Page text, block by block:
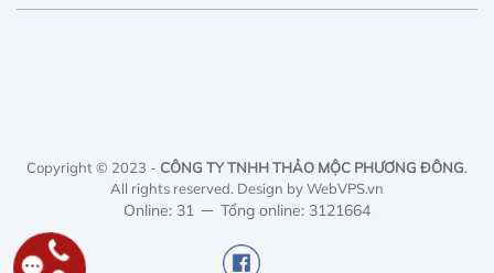
Copyright © 2023 - CÔNG TY TNHH THẢO MỘC PHƯƠNG ĐÔNG.
All rights reserved. Design by WebVPS.vn
Online: 31 Tổng online: 3121664